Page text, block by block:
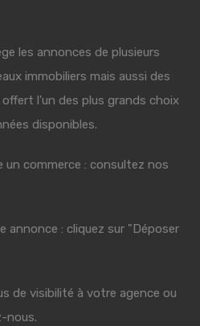
les annonces de plusieurs
immobiliers mais aussi des
l'un des plus grands choix
disponibles.
un commerce : consultez nos
annonce : cliquez sur "Déposer
de visibilité à votre agence ou
nous.